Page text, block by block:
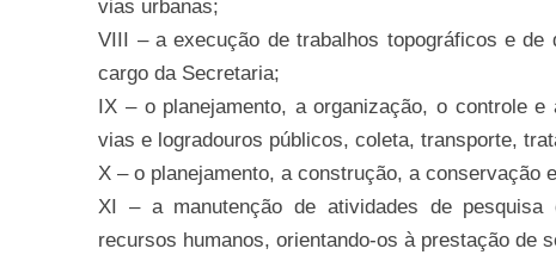
vias urbanas;
VIII – a execução de trabalhos topográficos e
cargo da Secretaria;
IX – o planejamento, a organização, o controle
vias e logradouros públicos, coleta, transporte,
X – o planejamento, a construção, a conservação
XI – a manutenção de atividades de pesquisa
recursos humanos, orientando-os à prestação de